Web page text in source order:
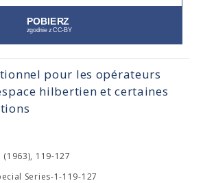
pour les opérateurs
hilbertien et certaines
119-127
Series-1-119-127